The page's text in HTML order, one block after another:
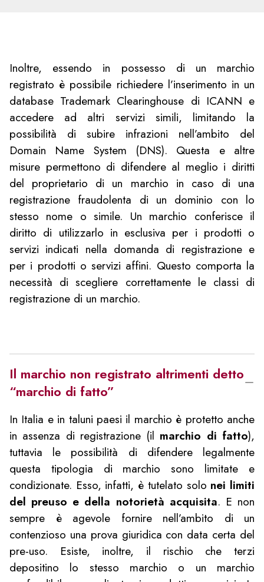
Inoltre, essendo in possesso di un marchio
registrato è possibile richiedere l’inserimento in un
database Trademark Clearinghouse di ICANN e
accedere ad altri servizi simili, limitando la
possibilità di subire infrazioni nell’ambito del
Domain Name System (DNS). Questa e altre
misure permettono di difendere al meglio i diritti
del proprietario di un marchio in caso di una
registrazione fraudolenta di un dominio con lo
stesso nome o simile. Un marchio conferisce il
diritto di utilizzarlo in esclusiva per i prodotti o
servizi indicati nella domanda di registrazione e
per i prodotti o servizi affini. Questo comporta la
necessità di scegliere correttamente le classi di
registrazione di un marchio.
Il marchio non registrato altrimenti detto
“marchio di fatto”
In Italia e in taluni paesi il marchio è protetto anche
in assenza di registrazione (il marchio di fatto),
tuttavia le possibilità di difendere legalmente
questa tipologia di marchio sono limitate e
condizionate. Esso, infatti, è tutelato solo nei limiti
del preuso e della notorietà acquisita. E non
sempre è agevole fornire nell’ambito di un
contenzioso una prova giuridica con data certa del
pre-uso. Esiste, inoltre, il rischio che terzi
depositino lo stesso marchio o un marchio